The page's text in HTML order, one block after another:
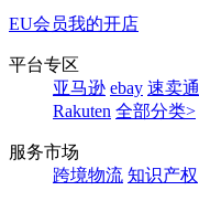
EU会员我的开店
平台专区
亚马逊 ebay 速卖通
Rakuten 全部分类>
服务市场
跨境物流 知识产权